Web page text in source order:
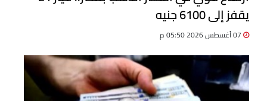
يقفز إلى 6100 جنيه